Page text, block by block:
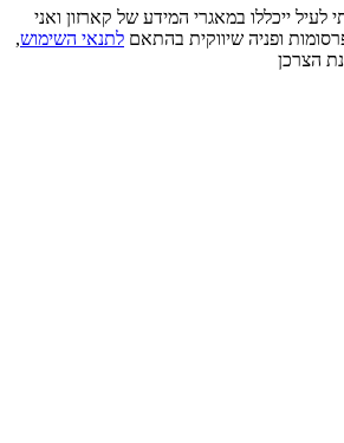
ייכללו במאגרי המידע של קארזון ואני
ופניה שיווקית בהתאם לתנאי השימוש,
הצרכן